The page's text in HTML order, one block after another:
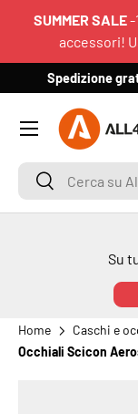
SUMMER SALE-
accessori!
Spedizione
Cerca su All4cycling
Cerca
Menu
Su
Home Caschi e
Occhiali Scicon